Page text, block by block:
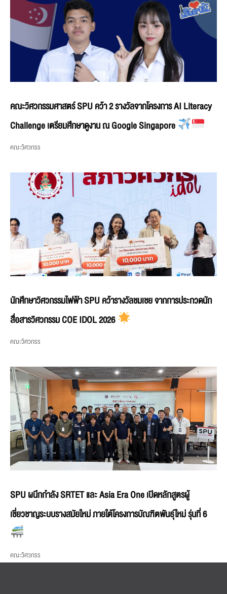
คณะวิศวกรรมศาสตร์ SPU คว้า 2 รางวัลจากโครงการ AI Literacy
Challenge เตรียมศึกษาดูงาน ณ Google Singapore
คณะวิศวกรร
นักศึกษาวิศวกรรมไฟฟ้า SPU คว้ารางวัลชมเชย จากการประกวดนัก
สื่อสารวิศวกรรม COE IDOL 2026
คณะวิศวกรร
SPU ผนึกกำลัง SRTET และ Asia Era One เปิดหลักสูตรผู้
เชี่ยวชาญระบบรางสมัยใหม่ ภายใต้โครงการบัณฑิตพันธุ์ใหม่ รุ่นที่ 6
คณะวิศวกรร